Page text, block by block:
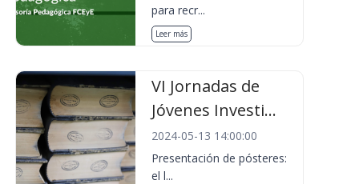
para recr...
Leer más
VI Jornadas de
Jóvenes Investi...
2024-05-13 14:00:00
Presentación de pósteres:
el l...